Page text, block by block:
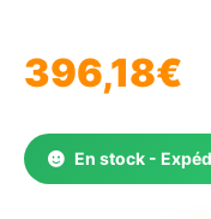
396,18€
En stock -